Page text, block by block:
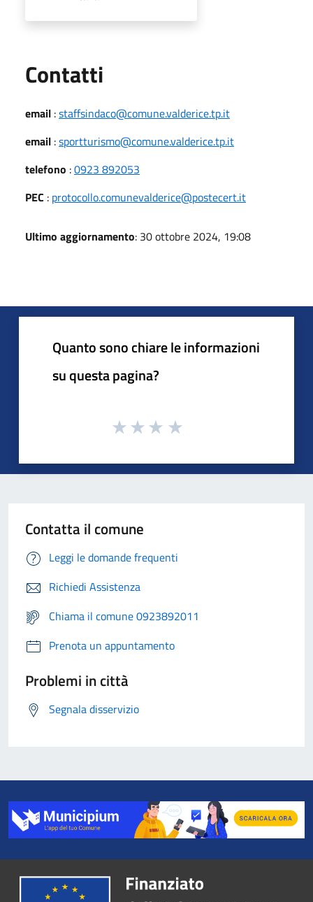
Contatti
email :staffsindaco@comune.valderice.tp.it
email :sportturismo@comune.valderice.tp.it
telefono :0923 892053
PEC : protocollo.comunevalderice@postecert.it
Ultimo aggiornamento: 30 ottobre 2024, 19:08
Quanto sono chiare le informazioni
su questa pagina?
Contatta il comune
Leggi le domande frequenti
Richiedi Assistenza
Chiama il comune 0923892011
Prenota un appuntamento
Problemi in città
Segnala disservizio